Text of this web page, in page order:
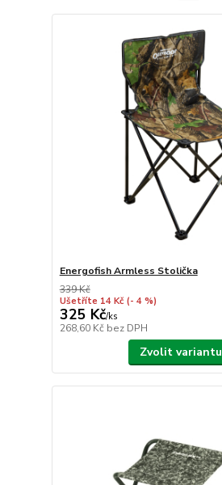
Energofish Armless Stolička
339 Kč
Ušetříte 14 Kč (- 4 %)
325 Kč/ks
268,60 Kč bez DPH
Zvolit variantu